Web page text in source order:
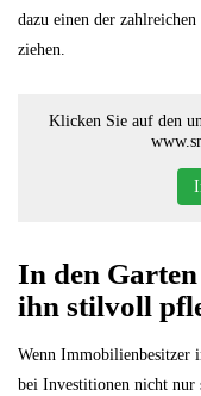
dazu einen der zahlreichen
ziehen.
Klicken Sie auf den
In den
ihn stilvoll
Wenn Immobilienbesitzer
bei Investitionen nicht nur